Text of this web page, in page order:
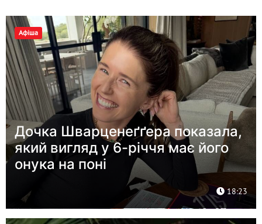
Афіша
Дочка Шварценеґґера показала,
який вигляд у 6-річчя має його
онука на поні
18:23